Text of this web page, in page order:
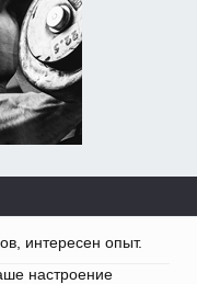
интересен опыт.
настроение